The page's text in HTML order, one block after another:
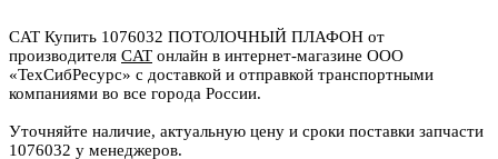
CAT Купить 1076032 ПОТОЛОЧНЫЙ ПЛАФОН от
производителя CAT онлайн в интернет-магазине ООО
«ТехСибРесурс» с доставкой и отправкой транспортными
компаниями во все города России.
Уточняйте наличие, актуальную цену и сроки поставки запчасти
1076032 у менеджеров.